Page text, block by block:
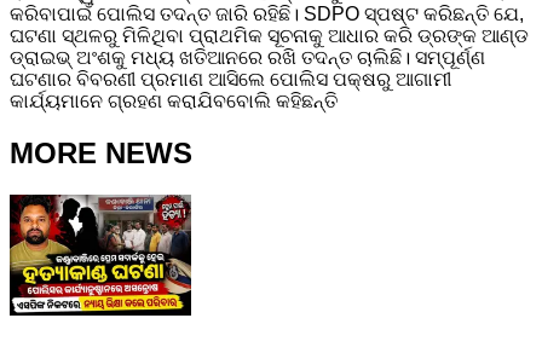
କରିବାପାଇଁ ପୋଲିସ ତଦନ୍ତ ଜାରି ରହିଛି। SDPO ସ୍ପଷ୍ଟ କରିଛନ୍ତି ଯେ,
ଘଟଣା ସ୍ଥଳରୁ ମିଳିଥିବା ପ୍ରାଥମିକ ସୂଚନାକୁ ଆଧାର କରି ଡ୍ରଙ୍କ ଆଣ୍ଡ
ଡ୍ରାଇଭ୍ ଅଂଶକୁ ମଧ୍ୟ ଖତିଆନରେ ରଖି ତଦନ୍ତ ଚାଲିଛି। ସମ୍ପୂର୍ଣ୍ଣ
ଘଟଣାର ବିବରଣୀ ପ୍ରମାଣ ଆସିଲେ ପୋଲିସ ପକ୍ଷରୁ ଆଗାମୀ
କାର୍ଯ୍ୟମାନେ ଗ୍ରହଣ କରାଯିବବୋଲି କହିଛନ୍ତି
MORE NEWS